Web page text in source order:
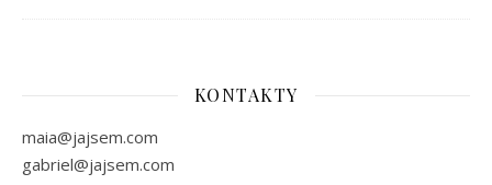
KONTAKTY
maia@jajsem.com
gabriel@jajsem.com